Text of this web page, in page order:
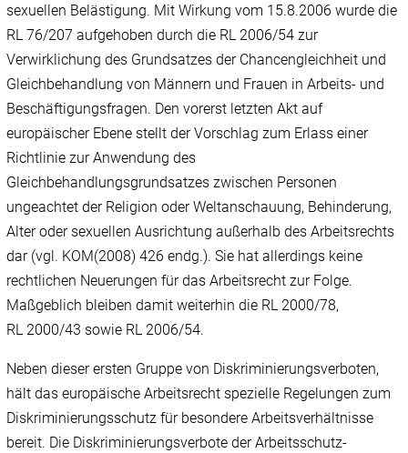
sexuellen Belästigung. Mit Wirkung vom 15.8.2006 wurde die
RL 76/207 aufgehoben durch die RL 2006/54 zur
Verwirklichung des Grundsatzes der Chancengleichheit und
Gleichbehandlung von Männern und Frauen in Arbeits- und
Beschäftigungsfragen. Den vorerst letzten Akt auf
europäischer Ebene stellt der Vorschlag zum Erlass einer
Richtlinie zur Anwendung des
Gleichbehandlungsgrundsatzes zwischen Personen
ungeachtet der Religion oder Weltanschauung, Behinderung,
Alter oder sexuellen Ausrichtung außerhalb des Arbeitsrechts
dar (vgl. KOM(2008) 426 endg.). Sie hat allerdings keine
rechtlichen Neuerungen für das Arbeitsrecht zur Folge.
Maßgeblich bleiben damit weiterhin die RL 2000/78,
RL 2000/43 sowie RL 2006/54.
Neben dieser ersten Gruppe von Diskriminierungsverboten,
hält das europäische Arbeitsrecht spezielle Regelungen zum
Diskriminierungsschutz für besondere Arbeitsverhältnisse
bereit. Die Diskriminierungsverbote der Arbeitsschutz-